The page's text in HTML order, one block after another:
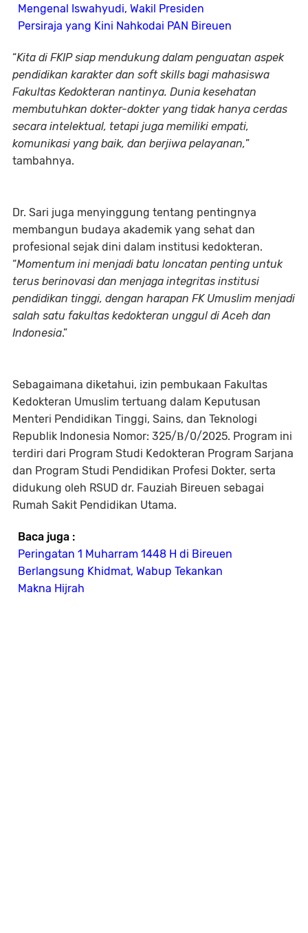
Mengenal Iswahyudi, Wakil Presiden
Persiraja yang Kini Nahkodai PAN Bireuen
“Kita di FKIP siap mendukung dalam penguatan aspek
pendidikan karakter dan soft skills bagi mahasiswa
Fakultas Kedokteran nantinya. Dunia kesehatan
membutuhkan dokter-dokter yang tidak hanya cerdas
secara intelektual, tetapi juga memiliki empati,
komunikasi yang baik, dan berjiwa pelayanan,”
tambahnya.
Dr. Sari juga menyinggung tentang pentingnya
membangun budaya akademik yang sehat dan
profesional sejak dini dalam institusi kedokteran.
“Momentum ini menjadi batu loncatan penting untuk
terus berinovasi dan menjaga integritas institusi
pendidikan tinggi, dengan harapan FK Umuslim menjadi
salah satu fakultas kedokteran unggul di Aceh dan
Indonesia.”
Sebagaimana diketahui, izin pembukaan Fakultas
Kedokteran Umuslim tertuang dalam Keputusan
Menteri Pendidikan Tinggi, Sains, dan Teknologi
Republik Indonesia Nomor: 325/Β/0/2025. Program ini
terdiri dari Program Studi Kedokteran Program Sarjana
dan Program Studi Pendidikan Profesi Dokter, serta
didukung oleh RSUD dr. Fauziah Bireuen sebagai
Rumah Sakit Pendidikan Utama.
Baca juga :
Peringatan 1 Muharram 1448 H di Bireuen
Berlangsung Khidmat, Wabup Tekankan
Makna Hijrah